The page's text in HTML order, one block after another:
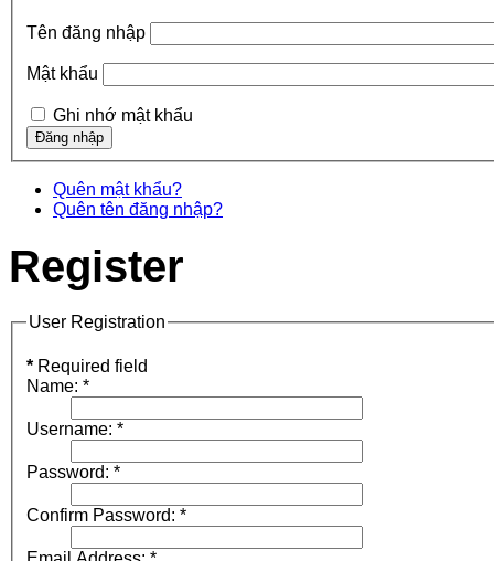
Tên đăng nhập
Mật khẩu
Ghi nhớ mật khẩu
Quên mật khẩu?
Quên tên đăng nhập?
Register
User Registration
* Required field
Name: *
Username: *
Password: *
Confirm Password: *